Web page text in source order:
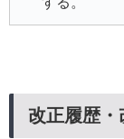
改正履歴・